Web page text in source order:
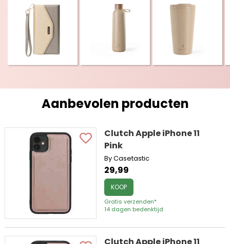
Aanbevolen producten
Clutch Apple iPhone 11
Pink
By Casetastic
29,99
KOOP
Gratis verzenden*
14 dagen bedenktijd
Clutch Apple iPhone 11